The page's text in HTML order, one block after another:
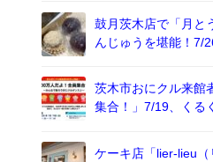
鼓月茨木店で「月と
んじゅうを堪能！7/
茨木市おにクル来館
集合！」7/19、くる
ケーキ店「lier-lieu